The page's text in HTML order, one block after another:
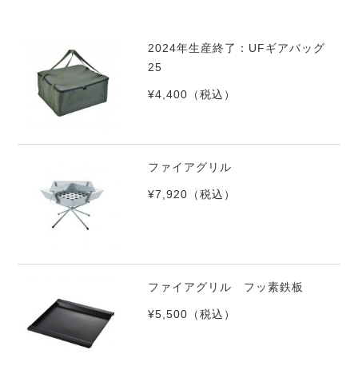
2024年生産終了：UFギアバッグ
25
¥4,400 （税込）
ファイアグリル
¥7,920 （税込）
ファイアグリル フッ素鉄板
¥5,500 （税込）